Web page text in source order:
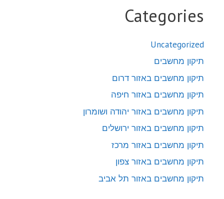
Categories
Uncategorized
תיקון מחשבים
תיקון מחשבים באזור דרום
תיקון מחשבים באזור חיפה
תיקון מחשבים באזור יהודה ושומרון
תיקון מחשבים באזור ירושלים
תיקון מחשבים באזור מרכז
תיקון מחשבים באזור צפון
תיקון מחשבים באזור תל אביב